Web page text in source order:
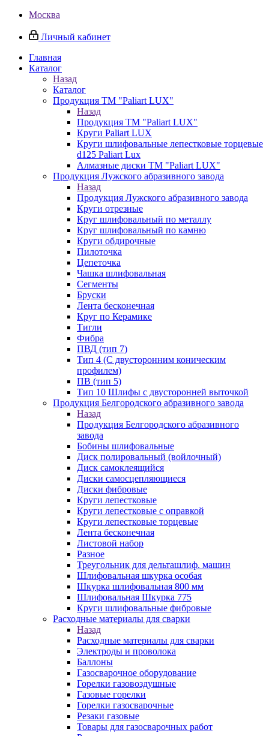
Москва
Личный кабинет
Главная
Каталог
Назад
Каталог
Продукция ТМ "Paliart LUX"
Назад
Продукция ТМ "Paliart LUX"
Круги Paliart LUX
Круги шлифовальные лепестковые торцевые
d125 Paliart Lux
Алмазные диски ТМ "Paliart LUX"
Продукция Лужского абразивного завода
Назад
Продукция Лужского абразивного завода
Круги отрезные
Круг шлифовальный по металлу
Круг шлифовальный по камню
Круги обдирочные
Пилоточка
Цепеточка
Чашка шлифовальная
Сегменты
Бруски
Лента бесконечная
Круг по Керамике
Тигли
Фибра
ПВД (тип 7)
Тип 4 (С двусторонним коническим
профилем)
ПВ (тип 5)
Тип 10 Шлифы с двусторонней выточкой
Продукция Белгородского абразивного завода
Назад
Продукция Белгородского абразивного
завода
Бобины шлифовальные
Диск полировальный (войлочный)
Диск самоклеящийся
Диски самосцепляющиеся
Диски фибровые
Круги лепестковые
Круги лепестковые с оправкой
Круги лепестковые торцевые
Лента бесконечная
Листовой набор
Разное
Треугольник для дельташлиф. машин
Шлифовальная шкурка особая
Шкурка шлифовальная 800 мм
Шлифовальная Шкурка 775
Круги шлифовальные фибровые
Расходные материалы для сварки
Назад
Расходные материалы для сварки
Электроды и проволока
Баллоны
Газосварочное оборудование
Горелки газовоздушные
Газовые горелки
Горелки газосварочные
Резаки газовые
Товары для газосварочных работ